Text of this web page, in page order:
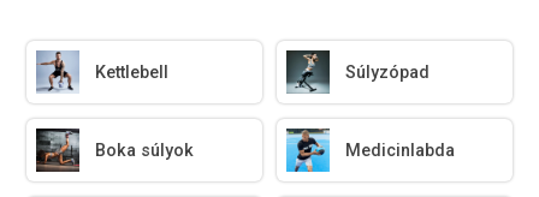
Kettlebell Súlyzópad
Boka súlyok Medicinlabda